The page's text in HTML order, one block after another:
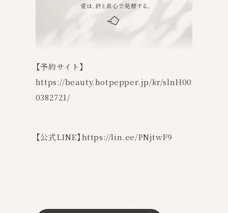
【予約サイト】
https://beauty.hotpepper.jp/kr/slnH00
0382721/
【公式LINE】https://lin.ee/PNjtwF9